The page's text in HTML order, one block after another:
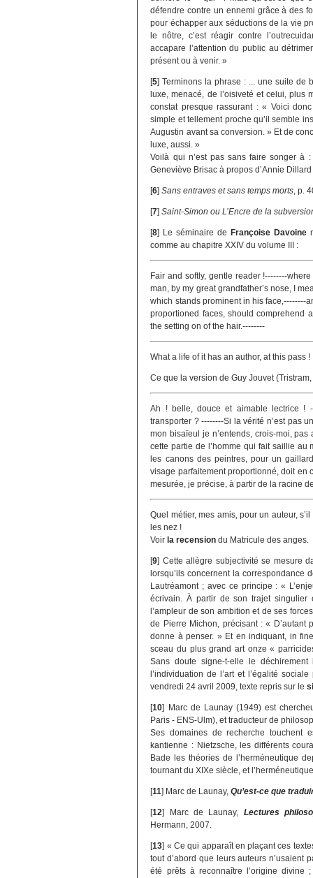
défendre contre un ennemi grâce à des
pour échapper aux séductions de la vie
le nôtre, c’est réagir contre
accapare l’attention du public au
présent ou à venir. »
[5]Terminons la phrase : ... une suite de
luxe, menacé, de l’oisiveté et celui, plus
constat presque rassurant : « Voici
simple et tellement proche qu’il semble
Augustin avant sa conversion. » Et de
luxe, aussi. »
Voilà qui n’est pas sans faire songer
Geneviève Brisac à propos d’Annie Dillard
[6]Sans entraves et sans temps morts, p.
[7]Saint-Simon ou L’Encre de la
[8] Le séminaire de Françoise Davoine
comme au chapitre XXIV du volume III :
Fair and softly, gentle reader !--------
man, by my great grandfather’s nose, I
which stands prominent in his face,--------
proportioned faces, should comprehend
the setting on of the hair.--------
What a life of it has an author, at this pass !
Ce que la version de Guy Jouvet
Ah ! belle, douce et aimable lectrice !
transporter ? --------Si la vérité n’est pas
mon bisaïeul je n’entends, crois-moi,
cette partie de l’homme qui fait saillie
les canons des peintres, pour un
visage parfaitement proportionné, doit en
mesurée, je précise, à partir de la racine
Quel métier, mes amis, pour un auteur,
les nez !
Voir la recension du Matricule des anges.
[9] Cette allègre subjectivité se mesure
lorsqu’ils concernent la
Lautréamont ; avec ce principe : «
écrivain. À partir de son trajet singulier
l’ampleur de son ambition et de ses
de Pierre Michon, précisant : « D’autant
donne à penser. » Et en indiquant, in
sceau du plus grand art onze «
Sans doute signe-t-elle le
l’individuation de l’art et l’égalité
vendredi 24 avril 2009, texte repris sur le
[10]
Marc de Launay (1949) est
Paris - ENS-Ulm), et traducteur de
Ses domaines de recherche touchent
kantienne : Nietzsche, les différents
Bade les théories de l’herméneutique
tournant du XIXe siècle, et
[11] Marc de Launay,Qu’est-ce que
[12] Marc de Launay, Lectures
Hermann, 2007.
[13] « Ce qui apparaît en plaçant ces
tout d’abord que leurs auteurs n’usaient
été prêts à reconnaître l’origine divine